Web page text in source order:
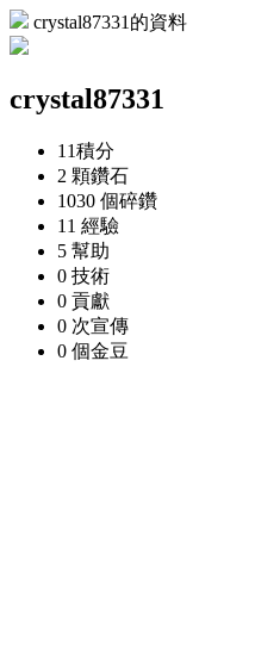
crystal87331的資料
crystal87331
11積分
2 顆鑽石
1030 個碎鑽
11 經驗
5 幫助
0 技術
0 貢獻
0 次宣傳
0 個金豆